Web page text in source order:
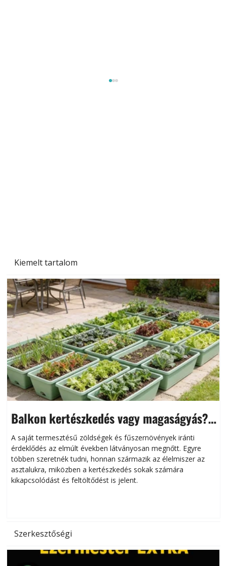
Kiemelt tartalom
Balkon kertészkedés vagy magaságyás?
Helytakarékos kertészkedés
A saját termesztésű zöldségek és fűszernövények iránti
érdeklődés az elmúlt években látványosan megnőtt. Egyre
többen szeretnék tudni, honnan származik az élelmiszer az
asztalukra, miközben a kertészkedés sokak számára
kikapcsolódást és feltöltődést is jelent.
Szerkesztőségi